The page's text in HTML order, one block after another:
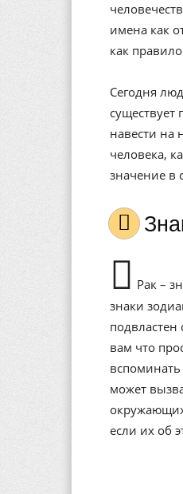
имена как
как
Сегодня
навести на
человека,
значение в
Рак –
знаки
вам что
может
окружающих
если их об